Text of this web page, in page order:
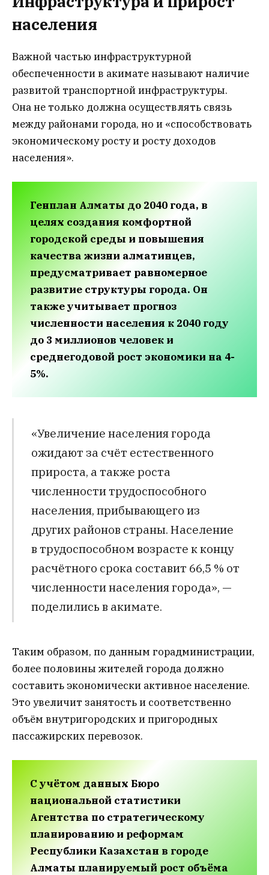
населения
Важной частью инфраструктурной
обеспеченности в акимате называют наличие
развитой транспортной инфраструктуры.
Она не только должна осуществлять связь
между районами города, но и «способствовать
экономическому росту и росту доходов
населения».
Генплан Алматы до 2040 года, в
целях создания комфортной
городской среды и повышения
качества жизни алматинцев,
предусматривает равномерное
развитие структуры города. Он
также учитывает прогноз
численности населения к 2040 году
до 3 миллионов человек и
среднегодовой рост экономики на 4-
5%.
«Увеличение населения города
ожидают за счёт естественного
прироста, а также роста
численности трудоспособного
населения, прибывающего из
других районов страны. Население
в трудоспособном возрасте к концу
расчётного срока составит 66,5 % от
численности населения города», —
поделились в акимате.
Таким образом, по данным горадминистрации,
более половины жителей города должно
составить экономически активное население.
Это увеличит занятость и соответственно
объём внутригородских и пригородных
пассажирских перевозок.
С учётом данных Бюро
национальной статистики
Агентства по стратегическому
планированию и реформам
Республики Казахстан в городе
Алматы планируемый рост объёма